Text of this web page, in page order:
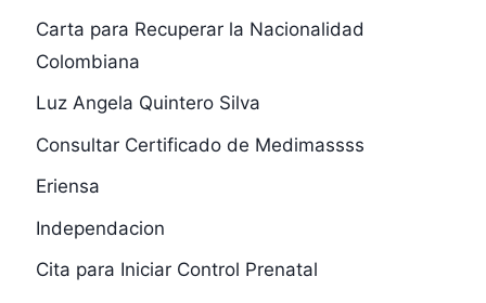
Carta para Recuperar la Nacionalidad
Colombiana
Luz Angela Quintero Silva
Consultar Certificado de Medimassss
Eriensa
Independacion
Cita para Iniciar Control Prenatal